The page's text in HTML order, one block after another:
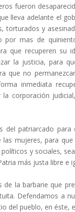
fueron
lleva adelante el
torturados y
por mas de
que recuperen su
la justicia, para
que no
inmediata
la corporación
del patriarcado
las mujeres, para
y sociales,
más justa libre e
de la barbarie que
Defendamos a
del pueblo, en éste,